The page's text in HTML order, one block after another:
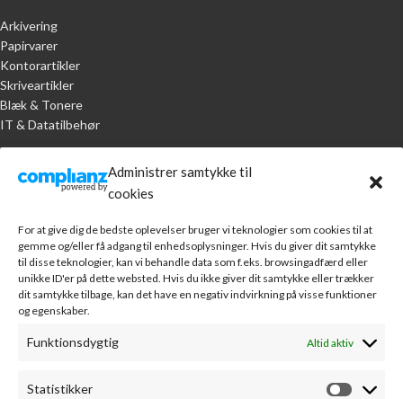
Administrer samtykke til
cookies
For at give dig de bedste oplevelser bruger vi teknologier som cookies til at
gemme og/eller få adgang til enhedsoplysninger. Hvis du giver dit samtykke
til disse teknologier, kan vi behandle data som f.eks. browsingadfærd eller
unikke ID'er på dette websted. Hvis du ikke giver dit samtykke eller trækker
dit samtykke tilbage, kan det have en negativ indvirkning på visse funktioner
og egenskaber.
Funktionsdygtig Altid aktiv
Statistikker
Arkivering
Papirvarer
Kontorartikler
Skriveartikler
Blæk & Tonere
IT & Datatilbehør
Handelsbetingelser
Bankoplysninger
Markedsføring
Webudvikling
Leverandører
Sponsorater
Kontakt